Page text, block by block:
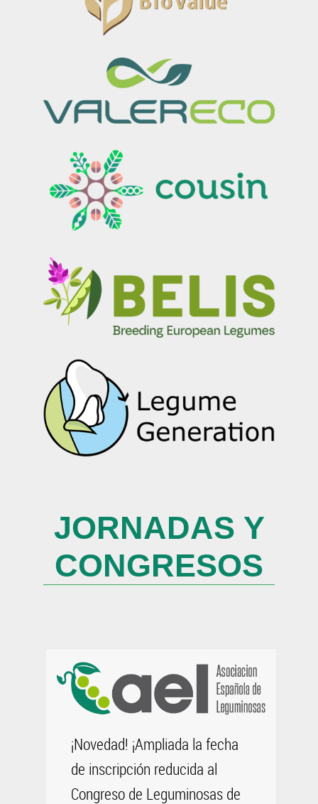
JORNADAS Y
CONGRESOS
¡Novedad! ¡Ampliada la fecha
de inscripción reducida al
Congreso de Leguminosas de